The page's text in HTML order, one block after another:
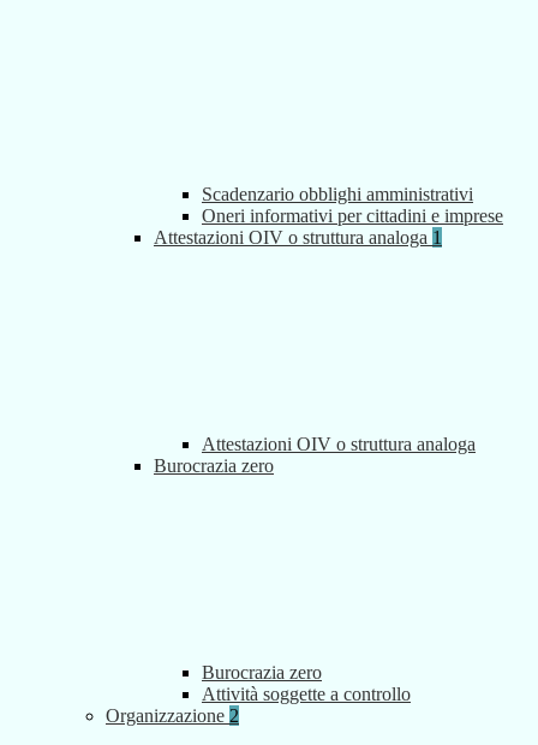
Scadenzario obblighi amministrativi
Oneri informativi per cittadini e imprese
Attestazioni OIV o struttura analoga 1
Attestazioni OIV o struttura analoga
Burocrazia zero
Burocrazia zero
Attività soggette a controllo
Organizzazione 2